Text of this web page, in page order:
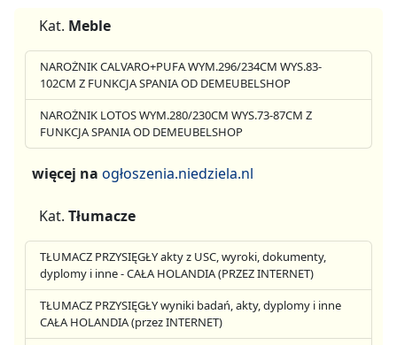
Kat. Meble
NAROŻNIK CALVARO+PUFA WYM.296/234CM WYS.83-
102CM Z FUNKCJA SPANIA OD DEMEUBELSHOP
NAROŻNIK LOTOS WYM.280/230CM WYS.73-87CM Z
FUNKCJA SPANIA OD DEMEUBELSHOP
więcej na ogłoszenia.niedziela.nl
Kat. Tłumacze
TŁUMACZ PRZYSIĘGŁY akty z USC, wyroki, dokumenty,
dyplomy i inne - CAŁA HOLANDIA (PRZEZ INTERNET)
TŁUMACZ PRZYSIĘGŁY wyniki badań, akty, dyplomy i inne
CAŁA HOLANDIA (przez INTERNET)